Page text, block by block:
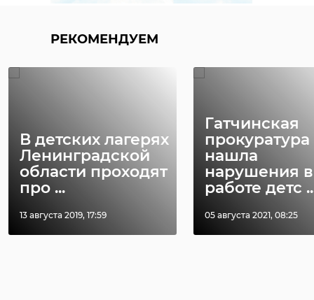
РЕКОМЕНДУЕМ
В детских лагерях
Ленинградской
области проходят
про ...
13 августа 2019, 17:59
Гатчинская
прокуратура
нашла
нарушения в
работе детс
05 августа 2021, 08:25